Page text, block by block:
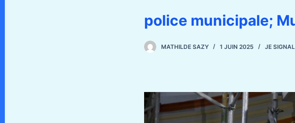
police municipale;
MATHILDE SAZY 1 JUIN 2025 JE